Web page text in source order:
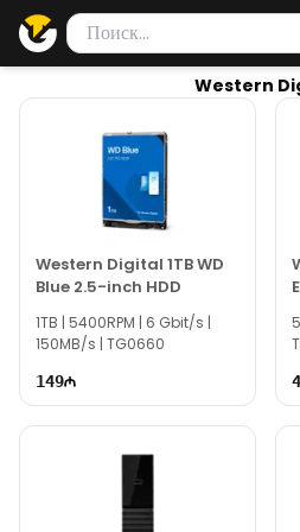
Поиск товаров
Введите минимум 2
Western
Western Digital 1TB WD
Blue 2.5-inch HDD
1TB | 5400RPM | 6 Gbit/s |
150MB/s | TG0660
149